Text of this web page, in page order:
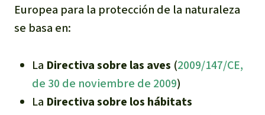
Europea para la protección de la naturaleza
se basa en:
La Directiva sobre las aves (2009/147/CE,
de 30 de noviembre de 2009)
La Directiva sobre los hábitats